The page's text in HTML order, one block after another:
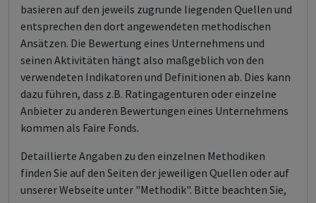
basieren auf den jeweils zugrunde liegenden Quellen und
entsprechen den dort angewendeten methodischen
Ansätzen. Die Bewertung eines Unternehmens und
seinen Aktivitäten hängt also maßgeblich von den
verwendeten Indikatoren und Definitionen ab. Dies kann
dazu führen, dass z.B. Ratingagenturen oder einzelne
Anbieter zu anderen Bewertungen eines Unternehmens
kommen als Faire Fonds.
Detaillierte Angaben zu den einzelnen Methodiken
finden Sie auf den Seiten der jeweiligen Quellen oder auf
unserer Webseite unter "Methodik". Bitte beachten Sie,